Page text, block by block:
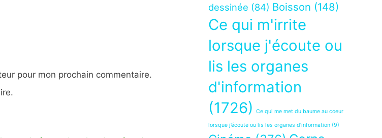
pour mon prochain commentaire.
dessinée (84) Boisson (148)
Ce qui m'irrite
lorsque j'écoute ou
lis les organes
d'information
(1726)
Ce qui me met du baume au coeur
lorsque j’écoute ou lis les organes d’information (9)